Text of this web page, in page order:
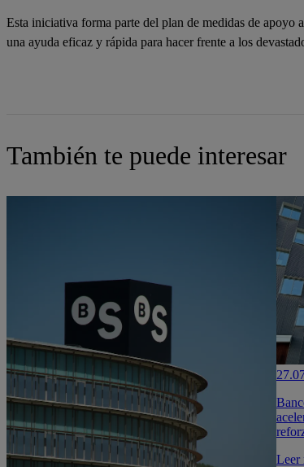
Esta iniciativa forma parte del plan de medidas de apoyo
una ayuda eficaz y rápida para hacer frente a los
También te puede interesar
Leer